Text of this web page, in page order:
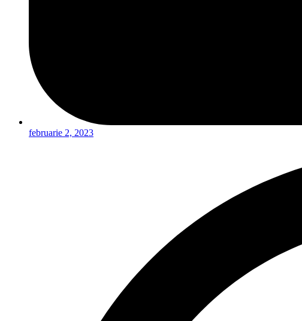
februarie 2, 2023